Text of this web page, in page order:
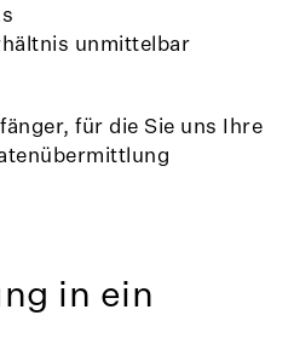
unmittelbar
für die Sie uns Ihre
in ein